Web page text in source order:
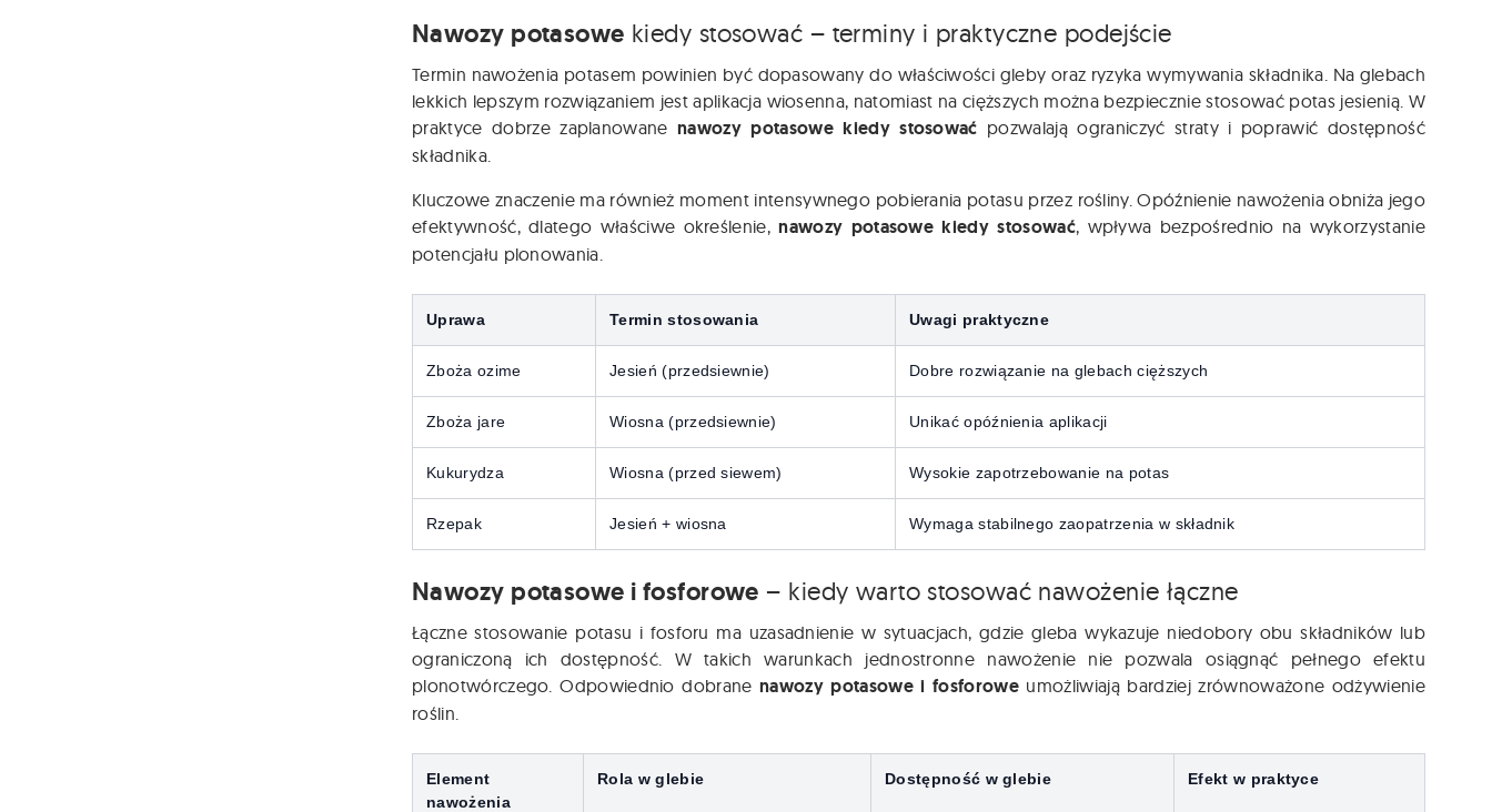
Nawozy potasowe kiedy stosować – terminy i praktyczne podejście
Termin nawożenia potasem powinien być dopasowany do właściwości gleby oraz ryzyka wymywania składnika. Na glebach
lekkich lepszym rozwiązaniem jest aplikacja wiosenna, natomiast na cięższych można bezpiecznie stosować potas jesienią. W
praktyce dobrze zaplanowanenawozy potasowe kiedy stosować pozwalają ograniczyć straty i poprawić dostępność
składnika.
Kluczowe znaczenie ma również moment intensywnego pobierania potasu przez rośliny. Opóźnienie nawożenia obniża jego
efektywność, dlatego właściwe określenie,nawozy potasowe kiedy stosować, wpływa bezpośrednio na wykorzystanie
potencjału plonowania.
Uprawa Termin stosowania Uwagi praktyczne
Zboża ozime Jesień (przedsiewnie) Dobre rozwiązanie na glebach cięższych
Zboża jare Wiosna (przedsiewnie) Unikać opóźnienia aplikacji
Kukurydza Wiosna (przed siewem) Wysokie zapotrzebowanie na potas
Rzepak Jesień + wiosna Wymaga stabilnego zaopatrzenia w składnik
Nawozy potasowe i fosforowe – kiedy warto stosować nawożenie łączne
Łączne stosowanie potasu i fosforu ma uzasadnienie w sytuacjach, gdzie gleba wykazuje niedobory obu składników lub
ograniczoną ich dostępność. W takich warunkach jednostronne nawożenie nie pozwala osiągnąć pełnego efektu
plonotwórczego. Odpowiednio dobrane nawozy potasowe i fosforowe umożliwiają bardziej zrównoważone odżywienie
roślin.
Element
nawożenia
Rola w glebie Dostępność w glebie Efekt w praktyce